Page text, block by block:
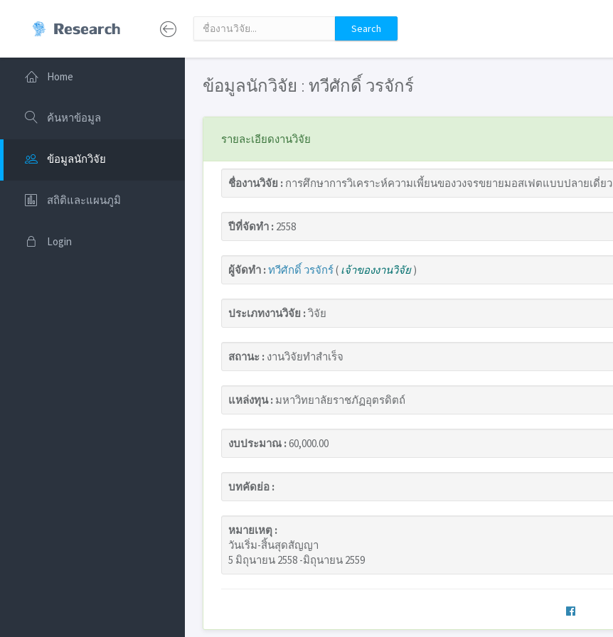
Home
ค้นหาข้อมูล
ข้อมูลนักวิจัย
สถิติและแผนภูมิ
Login
ข้อมูลนักวิจัย : ทวีศักดิ์ วรจักร์
รายละเอียดงานวิจัย
ชื่องานวิจัย : การศึกษาการวิเคราะห์ความเพี้ยนของวงจรขยายมอสเฟตแบบปลายเดี่ยว
ปีที่จัดทำ : 2558
ผู้จัดทำ :ทวีศักดิ์ วรจักร์( เจ้าของงานวิจัย)
ประเภทงานวิจัย :วิจัย
สถานะ : งานวิจัยทำสำเร็จ
แหล่งทุน : มหาวิทยาลัยราชภัฏอุตรดิตถ์
งบประมาณ :60,000.00
บทคัดย่อ :
หมายเหตุ :
วันเริ่ม-สิ้นสุดสัญญา
5 มิถุนายน 2558 -มิถุนายน 2559